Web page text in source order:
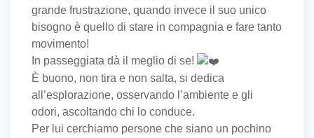
grande frustrazione, quando invece il suo unico
bisogno è quello di stare in compagnia e fare tanto
movimento!
In passeggiata dà il meglio di se!
È buono, non tira e non salta, si dedica
all’esplorazione, osservando l’ambiente e gli
odori, ascoltando chi lo conduce.
Per lui cerchiamo persone che siano un pochino